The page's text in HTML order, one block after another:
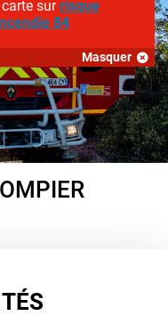
surrisque
84
Masquer